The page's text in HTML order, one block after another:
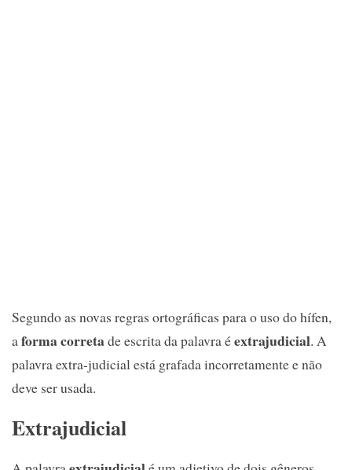
Segundo as novas regras ortográficas para o uso do hífen,
aforma corretade escrita da palavra éextrajudicial. A
palavra extra-judicial está grafada incorretamente e não
deve ser usada.
Extrajudicial